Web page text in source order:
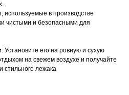
используемые в производстве
чистыми и безопасными для
Установите его на ровную и сухую
на свежем воздухе и получайте
стильного лежака